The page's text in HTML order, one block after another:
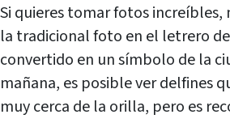
Si quieres tomar fotos
la tradicional foto en el letrero de
convertido en un símbolo de la
mañana, es posible ver delfines
muy cerca de la orilla, pero es